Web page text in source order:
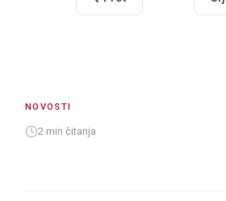
NOVOSTI
2 min čitanja